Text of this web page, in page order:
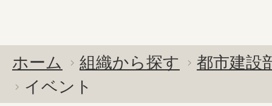
ホーム 組織から探す
都市建設
イベント